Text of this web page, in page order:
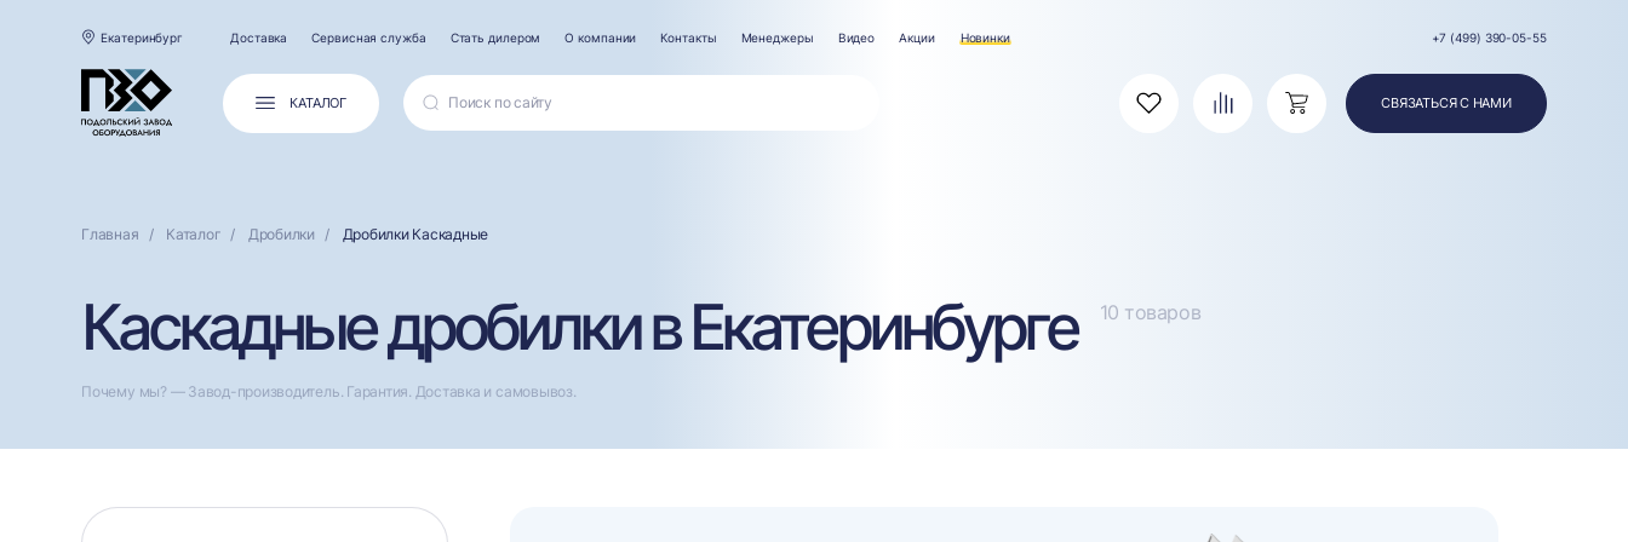
Екатеринбург Доставка Сервисная служба Стать дилером О компании Контакты Менеджеры Видео Акции Новинки +7 (499) 390-05-55
КАТАЛОГ Избранное СравнениеКорзина СВЯЗАТЬСЯ С НАМИ
Главная Каталог Дробилки Дробилки Каскадные
Каскадные дробилки в Екатеринбурге 10 товаров
Почему мы? — Завод-производитель. Гарантия. Доставка и самовывоз.